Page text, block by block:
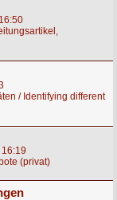
/ Identifying different
(privat)